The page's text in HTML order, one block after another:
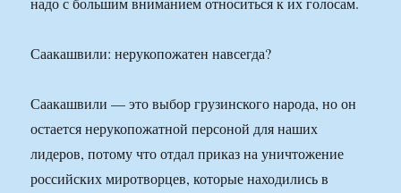
Саакашвили: нерукопожатен навсегда?
Саакашвили — это выбор грузинского народа, но он
остается нерукопожатной персоной для наших
лидеров, потому что отдал приказ на уничтожение
российских миротворцев, которые находились в